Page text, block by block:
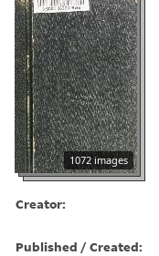
1072 images
Creator:
Published / Created: